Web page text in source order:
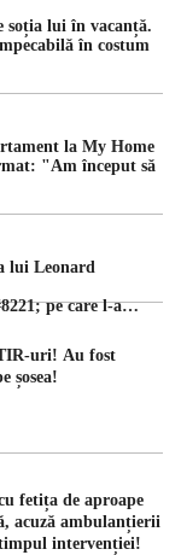
soția lui în vacanță.
în costum
la My Home
"Am început să
lui Leonard
pe care l-a
uri! Au fost
șosea!
fetița de aproape
acuză ambulanțierii
intervenției!